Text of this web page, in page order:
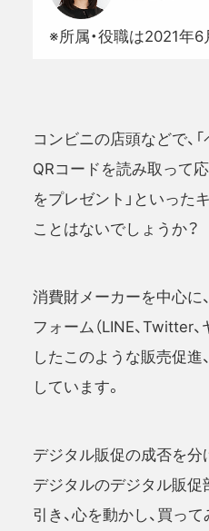
※所属・役職は2021年6
コンビニの店頭などで、
QRコードを読み取って
をプレゼント」といった
ことはないでしょうか？
消費財メーカーを中心に
フォーム（LINE、Twitter
したこのような販売促進
しています。
デジタル販促の成否を分
デジタルのデジタル販促
引き、心を動かし、買っ